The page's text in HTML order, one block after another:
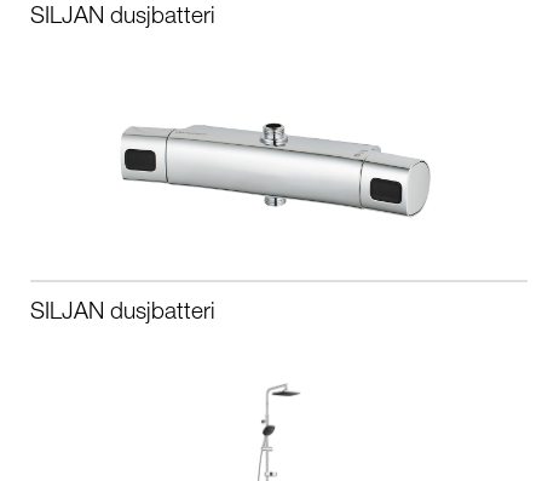
SILJAN dusjbatteri
SILJAN dusjbatteri